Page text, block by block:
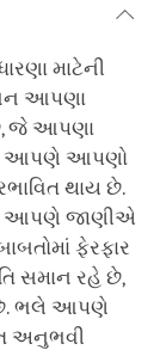
માટેની
આપણા
જે આપણા
આપણે આપણો
થાય છે.
આપણે જાણીએ
ફેરફાર
સમાન રહે છે,
ભલે આપણે
અનુભવી